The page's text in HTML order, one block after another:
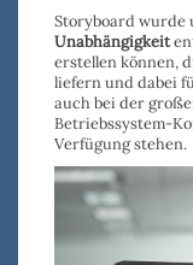
Storyboard wurde
Unabhängigkeit
erstellen können,
liefern und dabei
auch bei der
Betriebssystem-
Verfügung stehen.